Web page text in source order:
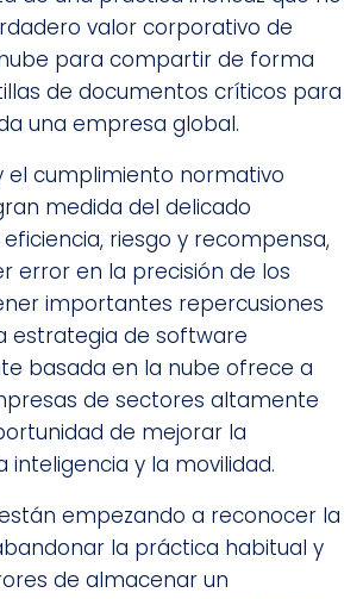
valor corporativo de
para compartir de forma
de documentos críticos para
una empresa global.
el cumplimiento normativo
medida del delicado
riesgo y recompensa,
error en la precisión de los
importantes repercusiones
estrategia de software
basada en la nube ofrece a
de sectores altamente
de mejorar la
inteligencia y la movilidad.
empezando a reconocer la
la práctica habitual y
de almacenar un